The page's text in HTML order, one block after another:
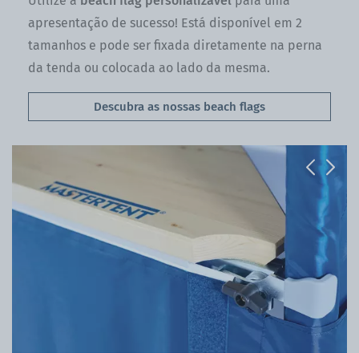
apresentação de sucesso! Está disponível em 2
tamanhos e pode ser fixada diretamente na perna
da tenda ou colocada ao lado da mesma.
Descubra as nossas beach flags
Previous
Next